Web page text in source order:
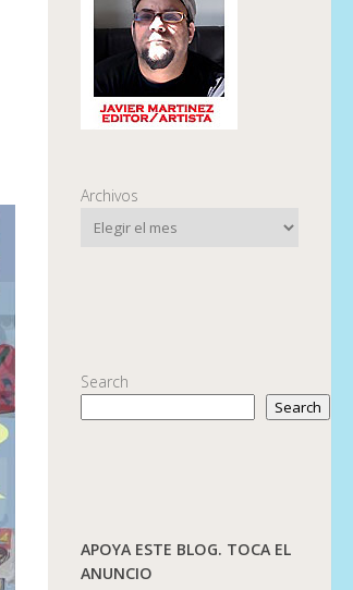
Archivos
Search
Search
APOYA ESTE BLOG. TOCA EL
ANUNCIO